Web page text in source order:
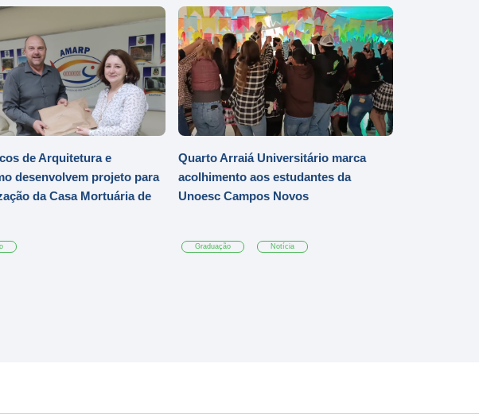
de Arquitetura e
desenvolvem projeto para
da Casa Mortuária de
Quarto Arraiá Universitário marca
acolhimento aos estudantes da
Unoesc Campos Novos
Graduação Notícia